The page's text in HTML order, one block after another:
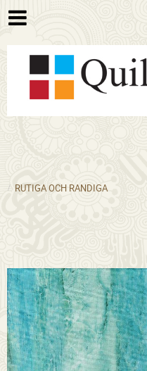
RUTIGA OCH RANDIGA